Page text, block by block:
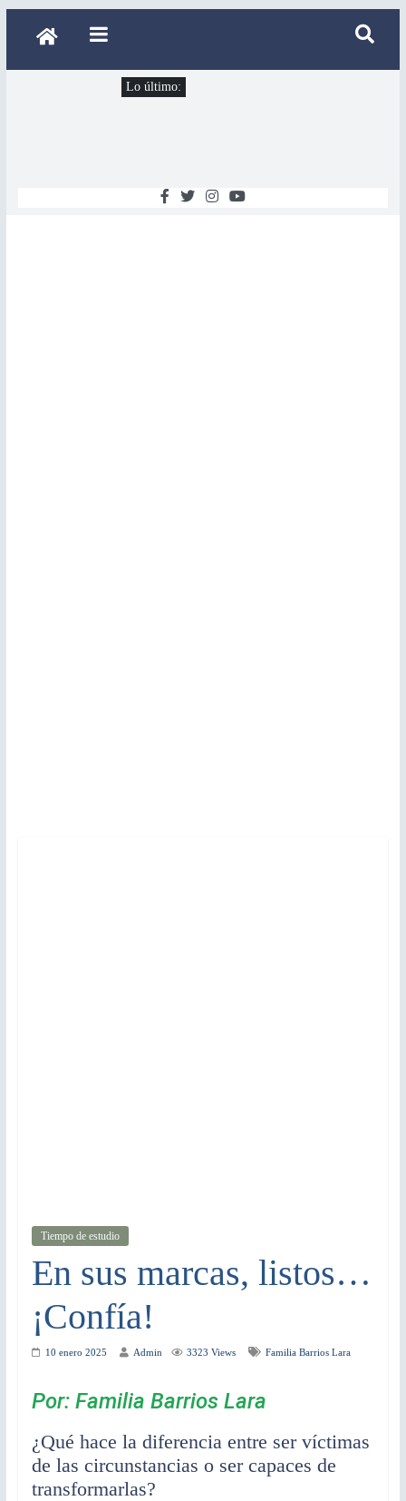
Lo último:
Tiempo de estudio
En sus marcas, listos…
¡Confía!
10 enero 2025 Admin 3323 Views Familia Barrios Lara
Por: Familia Barrios Lara
¿Qué hace la diferencia entre ser víctimas
de las circunstancias o ser capaces de
transformarlas?